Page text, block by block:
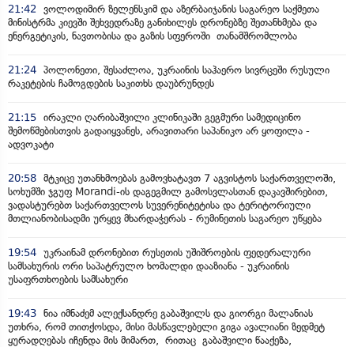
21:42 ვოლოდიმირ ზელენსკიმ და აზერბაიჯანის საგარეო საქმეთა
მინისტრმა კიევში შეხვედრაზე განიხილეს დრონებზე შეთანხმება და
ენერგეტიკის, ნავთობისა და გაზის სფეროში თანამშრომლობა
21:24 პოლონეთი, შესაძლოა, უკრაინის საჰაერო სივრცეში რუსული
რაკეტების ჩამოგდების საკითხს დაუბრუნდეს
21:15 ირაკლი ღარიბაშვილი კლინიკაში გეგმური სამედიცინო
შემოწმებისთვის გადაიყვანეს, არავითარი საპანიკო არ ყოფილა -
ადვოკატი
20:58 მტკიცე უთანხმოებას გამოვხატავთ 7 აგვისტოს საქართველოში,
სოხუმში ჯგუფ Morandi-ის დაგეგმილ გამოსვლასთან დაკავშირებით,
ვადასტურებთ საქართველოს სუვერენიტეტისა და ტერიტორიული
მთლიანობისადმი ურყევ მხარდაჭერას - რუმინეთის საგარეო უწყება
19:54 უკრაინამ დრონებით რუსეთის უშიშროების ფედერალური
სამსახურის ორი საპატრულო ხომალდი დააზიანა - უკრაინის
უსაფრთხოების სამსახური
19:43 ნია იმნაძემ ალექსანდრე გაბაშვილს და გიორგი მალანიას
უთხრა, რომ თითქოსდა, მისი მასწავლებელი გიგა ავალიანი ზედმეტ
ყურადღებას იჩენდა მის მიმართ, რითაც გაბაშვილი წააქეზა,